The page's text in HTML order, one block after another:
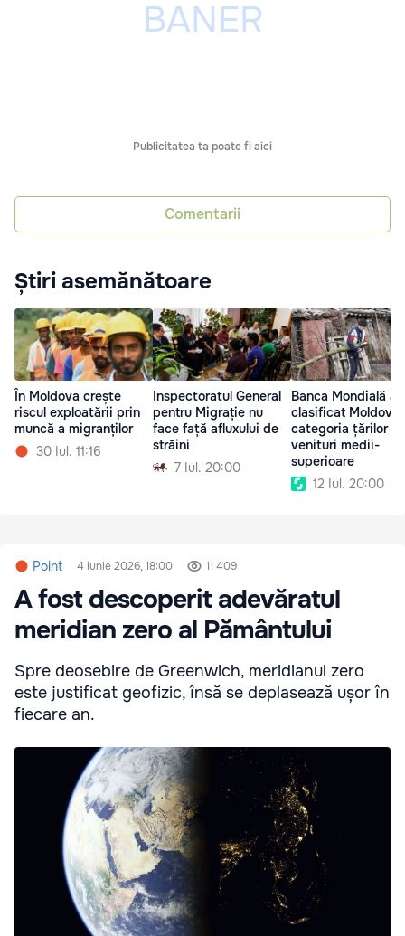
Publicitatea ta poate fi aici
Comentarii
Știri asemănătoare
În Moldova crește
riscul exploatării prin
muncă a migranților
30 Iul. 11:16
Inspectoratul General
pentru Migrație nu
face față afluxului de
străini
7 Iul. 20:00
Banca Mondială a
clasificat Moldova
categoria țărilor cu
venituri medii-
superioare
12 Iul. 20:00
Point 4 iunie 2026, 18:00 11 409
A fost descoperit adevăratul
meridian zero al Pământului
Spre deosebire de Greenwich, meridianul zero
este justificat geofizic, însă se deplasează ușor în
fiecare an.